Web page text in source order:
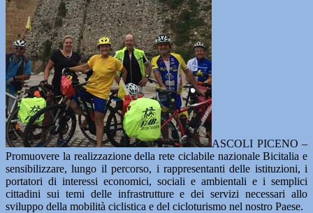
ASCOLI PICENO –
Promuovere la realizzazione della rete ciclabile nazionale Bicitalia e
sensibilizzare, lungo il percorso, i rappresentanti delle istituzioni, i
portatori di interessi economici, sociali e ambientali e i semplici
cittadini sui temi delle infrastrutture e dei servizi necessari allo
sviluppo della mobilità ciclistica e del cicloturismo nel nostro Paese.